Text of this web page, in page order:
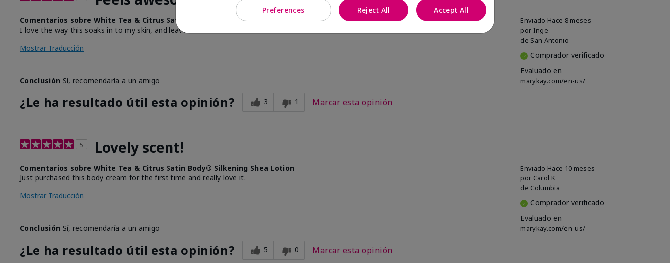
Enviado Hace 8 meses
por Inge
de San Antonio
Comprador verificado
Evaluado en
marykay.com/en-us/
Comentarios sobre White Tea & Citrus Satin Body® Silkening Shea Lotion
I love the way this soaks in to my skin, and leaves a wonderful scent behind.
Mostrar Traducción
Conclusión Sí, recomendaría a un amigo
¿Le ha resultado útil esta opinión? 3 1 Marcar esta opinión
5 Lovely scent!
Enviado Hace 10 meses
por Carol K
de Columbia
Comprador verificado
Evaluado en
marykay.com/en-us/
Comentarios sobre White Tea & Citrus Satin Body® Silkening Shea Lotion
Just purchased this body cream for the first time and really love it.
Mostrar Traducción
Conclusión Sí, recomendaría a un amigo
¿Le ha resultado útil esta opinión? 5 0 Marcar esta opinión
Preferences Reject All Accept All